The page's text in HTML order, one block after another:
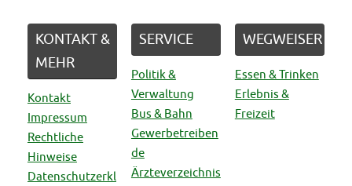
KONTAKT &
MEHR
Kontakt
Impressum
Rechtliche
Hinweise
Datenschutzerkl
SERVICE
Politik &
Verwaltung
Bus & Bahn
Gewerbetreiben
de
Ärzteverzeichnis
WEGWEISER
Essen & Trinken
Erlebnis &
Freizeit